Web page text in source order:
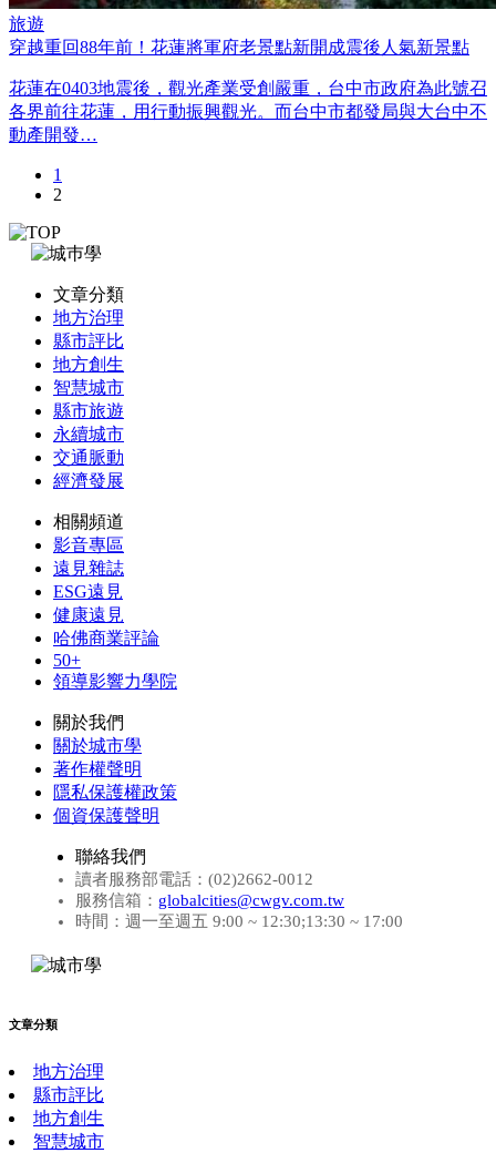
旅遊
穿越重回88年前！花蓮將軍府老景點新開成震後人氣新景點
花蓮在0403地震後，觀光產業受創嚴重，台中市政府為此號召
各界前往花蓮，用行動振興觀光。而台中市都發局與大台中不
動產開發…
1
2
文章分類
地方治理
縣市評比
地方創生
智慧城市
縣市旅遊
永續城市
交通脈動
經濟發展
相關頻道
影音專區
遠見雜誌
ESG遠見
健康遠見
哈佛商業評論
50+
領導影響力學院
關於我們
關於城市學
著作權聲明
隱私保護權政策
個資保護聲明
聯絡我們
讀者服務部電話：(02)2662-0012
服務信箱： globalcities@cwgv.com.tw
時間：週一至週五 9:00 ~ 12:30;13:30 ~ 17:00
文章分類
地方治理
縣市評比
地方創生
智慧城市